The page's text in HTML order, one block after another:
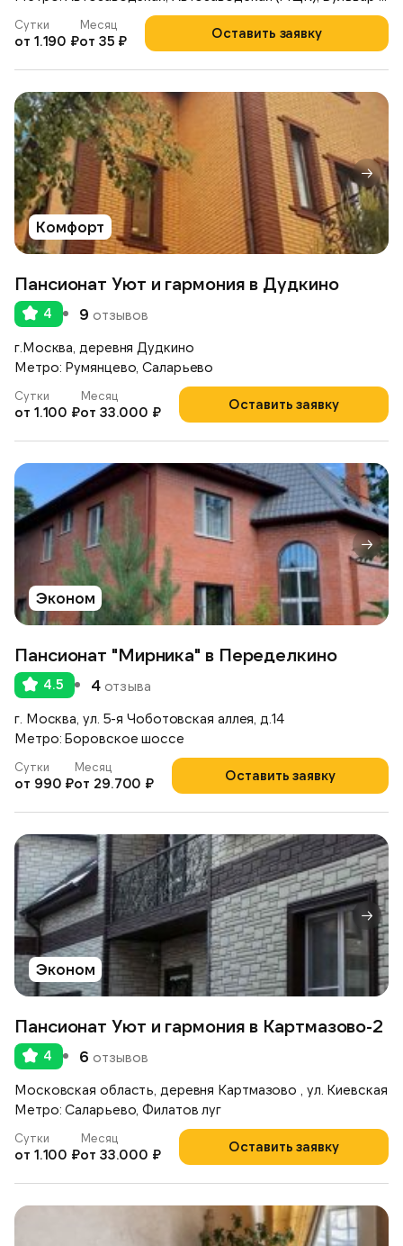
Оставить заявку
Сутки
от 1.190 ₽
Месяц
от 35 ₽
Комфорт
Пансионат Уют и гармония в Дудкино
4 9 отзывов
г.Москва, деревня Дудкино
Метро: Румянцево, Саларьево
Оставить заявку
Сутки
от 1.100 ₽
Месяц
от 33.000 ₽
Эконом
Пансионат "Мирника" в Переделкино
4.5 4отзыва
г. Москва, ул. 5-я Чоботовская аллея, д.14
Метро: Боровское шоссе
Оставить заявку
Сутки
от 990 ₽
Месяц
от 29.700 ₽
Эконом
Пансионат Уют и гармония в Картмазово-2
4 6 отзывов
Московская область, деревня Картмазово , ул. Киевская
Метро: Саларьево, Филатов луг
Оставить заявку
Сутки
от 1.100 ₽
Месяц
от 33.000 ₽